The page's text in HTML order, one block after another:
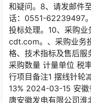
和疑问。8、请发邮件
话：0551-62239497
投标处理。10、采购
cdt.com。、采购业务
格、技术指标及售后
采购数量 计量单位 税
行项目备注1 摆线针
13% 2024-03-15 安徽
唐安徽发电有限公司